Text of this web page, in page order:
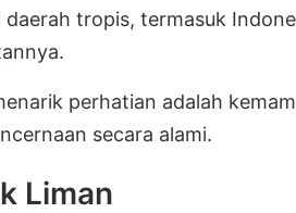
tropis, termasuk
perhatian adalah
secara alami.
Liman